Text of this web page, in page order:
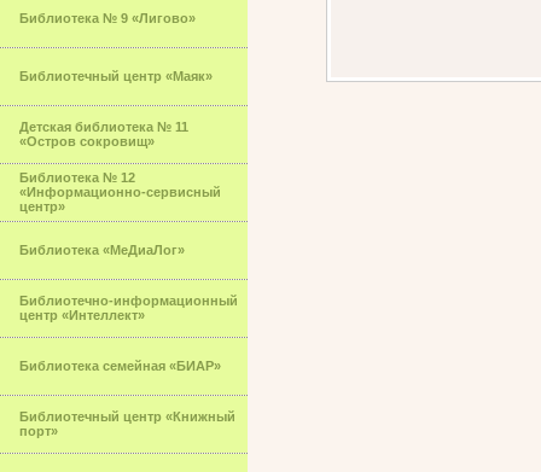
Библиотека № 9 «Лигово»
Библиотечный центр «Маяк»
Детская библиотека № 11
«Остров сокровищ»
Библиотека № 12
«Информационно-сервисный
центр»
Библиотека «МеДиаЛог»
Библиотечно-информационный
центр «Интеллект»
Библиотека семейная «БИАР»
Библиотечный центр «Книжный
порт»